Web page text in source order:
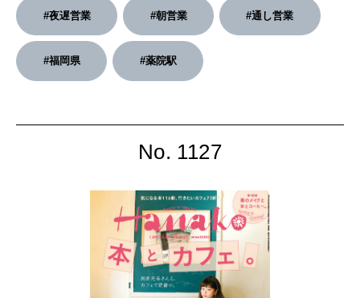
2025年12月号「お酒の新常識。」
#夜遅営業 #朝営業 #通し営業
#福岡県 #薬院駅
No. 1127